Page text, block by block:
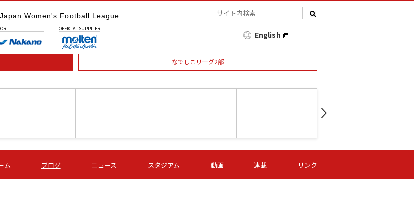
Japan Women's Football League
OFFICIAL SUPPLIER
English
なでしこリーグ2部
第16節 09/05 (土) 16:00
ＡＧＦ
-
いちご
-
第16節 09/06 (日) 15:00
-
第16節 09/06 (日) 15:00
- -
ム ブログ ニュース スタジアム 動画 連載 リンク